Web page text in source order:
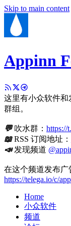
Skip to main content
Appinn
这里有小众软件
群组。
💬吹水群： https://
📖RSS 订阅地址：
📣发现频道
在这个频道发布广
https://telega.io/c/
Home
小众软件
频道